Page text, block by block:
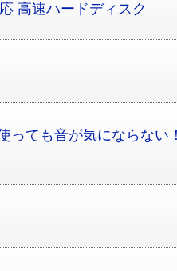
高速ハードディスク
っても音が気にならない